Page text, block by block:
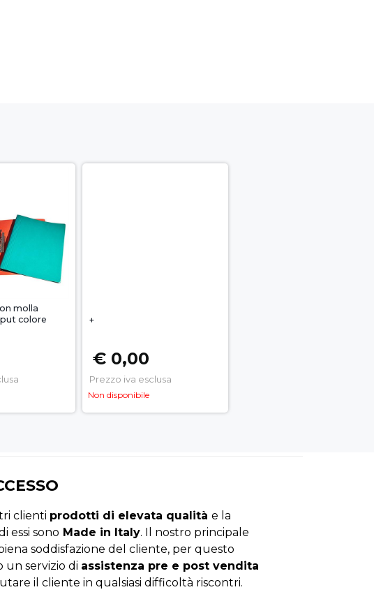
molla
colore
+
€ 0,00
Prezzo iva esclusa
Non disponibile
clienti prodotti di elevata qualità e la
essi sono Made in Italy. Il nostro principale
soddisfazione del cliente, per questo
un servizio di assistenza pre e post vendita
il cliente in qualsiasi difficoltà riscontri.